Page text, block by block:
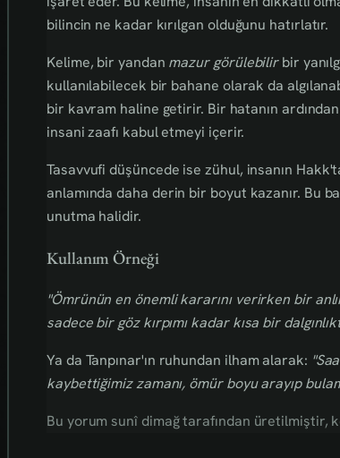
bilincin ne kadar kırılgan olduğunu hatırlatır.
Kelime, bir yandan mazur görülebilirbir
kullanılabilecek bir bahane olarak da
bir kavram haline getirir. Bir hatanın
insani zaafı kabul etmeyi içerir.
Tasavvufi düşüncede ise zühul, insanın
anlamında daha derin bir boyut kazanır. Bu
unutma halidir.
Kullanım Örneği
"Ömrünün en önemli kararını verirken bir
sadece bir göz kırpımı kadar kısa bir
Ya da Tanpınar'ın ruhundan ilham alarak:
kaybettiğimiz zamanı, ömür boyu arayıp
Bu yorum sunî dimağ tarafından üretilmiştir,